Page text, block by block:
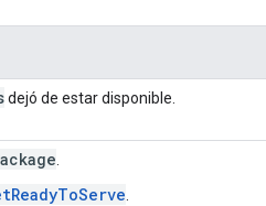
dejó de estar disponible.